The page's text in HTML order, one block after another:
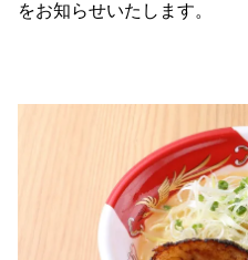
をお知らせいたします。